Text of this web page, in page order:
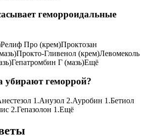
геморроидальные
Про (крем)Проктозан
Гливенол (крем)Левомеколь
Г (мазь)Ещё
убирают геморрой?
1.Анузол 2.Ауробин 1.Бетиол
2.Гепазолон 1.Ещё